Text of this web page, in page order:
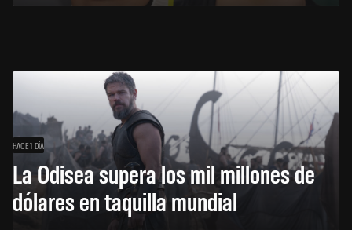
HACE 1 DÍA
La Odisea supera los mil millones de
dólares en taquilla mundial